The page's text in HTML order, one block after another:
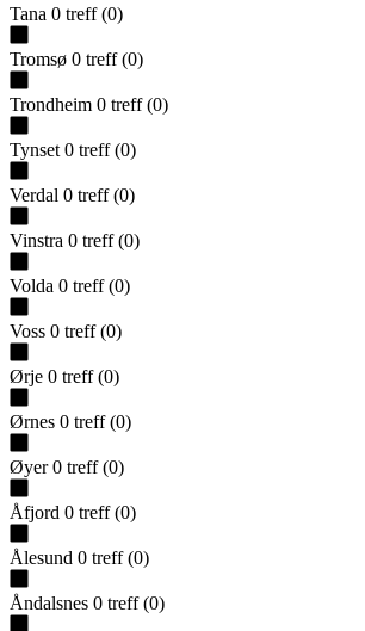
Tana 0 treff (0)
Tromsø 0 treff (0)
Trondheim 0 treff (0)
Tynset 0 treff (0)
Verdal 0 treff (0)
Vinstra 0 treff (0)
Volda 0 treff (0)
Voss 0 treff (0)
Ørje 0 treff (0)
Ørnes 0 treff (0)
Øyer 0 treff (0)
Åfjord 0 treff (0)
Ålesund 0 treff (0)
Åndalsnes 0 treff (0)